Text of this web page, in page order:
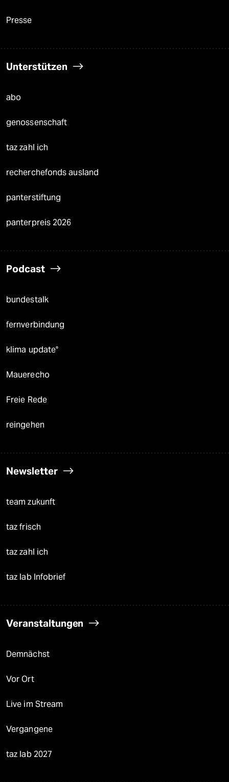
Presse
Unterstützen
abo
genossenschaft
taz zahl ich
recherchefonds ausland
panterstiftung
panterpreis 2026
Podcast
bundestalk
fernverbindung
klima update°
Mauerecho
Freie Rede
reingehen
Newsletter
team zukunft
taz frisch
taz zahl ich
taz lab Infobrief
Veranstaltungen
Demnächst
Vor Ort
Live im Stream
Vergangene
taz lab 2027